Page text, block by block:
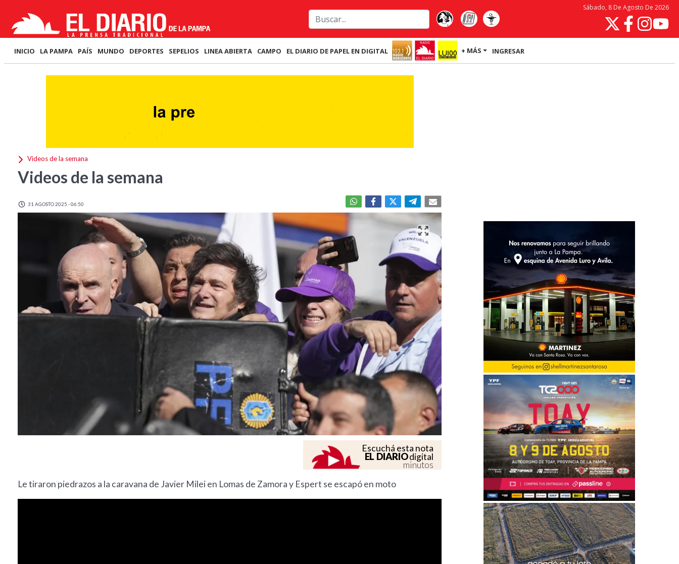
Sábado, 8 De Agosto De 2026
INICIO LA PAMPA PAÍS MUNDO DEPORTES SEPELIOS LINEA ABIERTA CAMPO EL DIARIO DE PAPEL EN DIGITAL + MÁS INGRESAR
Videos de la semana
Videos de la semana
31 AGOSTO 2025 - 06:50
Escuchá esta nota
EL DIARIOdigital
minutos
Le tiraron piedrazos a la caravana de Javier Milei en Lomas de Zamora y Espert se escapó en moto